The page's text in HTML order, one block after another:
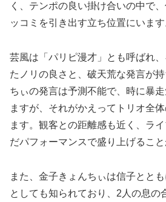
く、テンポの良い掛け合いの中で
ッコミを引き出す立ち位置にいます
芸風は「パリピ漫才」とも呼ばれ
たノリの良さと、破天荒な発言が
ちぃの発言は予測不能で、時に暴
ますが、それがかえってトリオ全
ます。観客との距離感も近く、ラ
だパフォーマンスで盛り上げること
また、金子きょんちぃは信子とと
としても知られており、2人の息の